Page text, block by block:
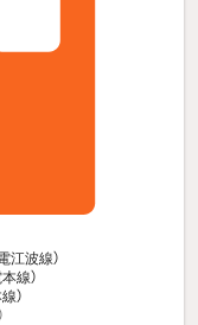
江波線）
線）
）